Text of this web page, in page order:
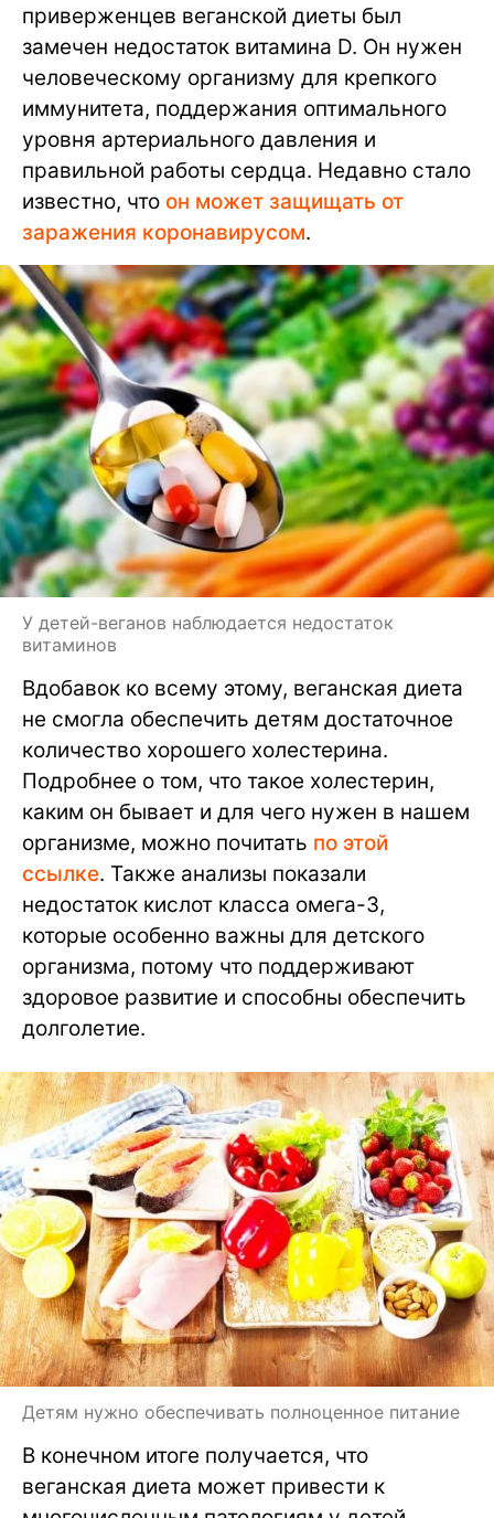
приверженцев веганской диеты был
замечен недостаток витамина D. Он нужен
человеческому организму для крепкого
иммунитета, поддержания оптимального
уровня артериального давления и
правильной работы сердца. Недавно стало
известно, что он может защищать от
заражения коронавирусом.
У детей-веганов наблюдается недостаток
витаминов
Вдобавок ко всему этому, веганская диета
не смогла обеспечить детям достаточное
количество хорошего холестерина.
Подробнее о том, что такое холестерин,
каким он бывает и для чего нужен в нашем
организме, можно почитать по этой
ссылке. Также анализы показали
недостаток кислот класса омега-3,
которые особенно важны для детского
организма, потому что поддерживают
здоровое развитие и способны обеспечить
долголетие.
Детям нужно обеспечивать полноценное питание
В конечном итоге получается, что
веганская диета может привести к